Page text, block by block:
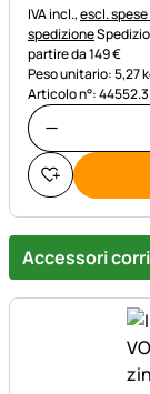
Informazioni fiscali:
IVA incl.,escl. spese
spedizione
partire da 149 €
Peso unitario: 5,27
Articolo n°: 44552.3
Accessori